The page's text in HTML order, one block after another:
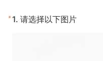
* 1. 请选择以下图片